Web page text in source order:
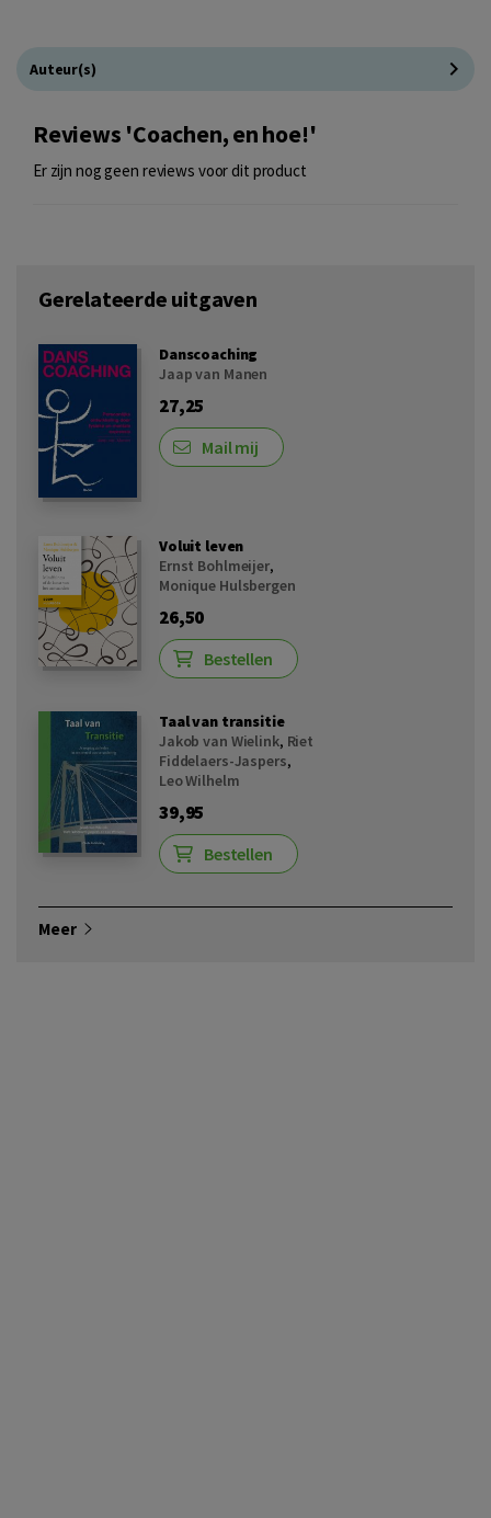
Auteur(s)
Reviews 'Coachen, en hoe!'
Er zijn nog geen reviews voor dit product
Gerelateerde uitgaven
Danscoaching
Jaap van Manen
27,25
Mail mij
Voluit leven
Ernst Bohlmeijer,
Monique Hulsbergen
26,50
Bestellen
Taal van transitie
Jakob van Wielink, Riet
Fiddelaers-Jaspers,
Leo Wilhelm
39,95
Bestellen
Meer